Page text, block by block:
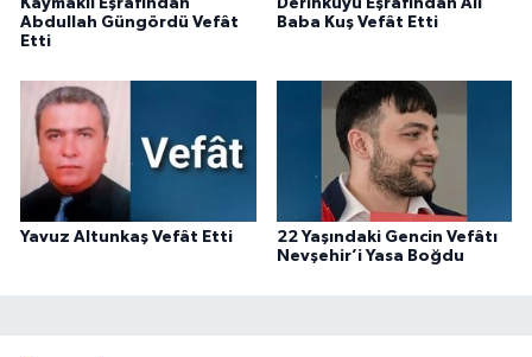
Kaymaklı Eşrafından
Abdullah Güngördü Vefât
Etti
Derinkuyu Eşrafından Ali
Baba Kuş Vefât Etti
Yavuz Altunkaş Vefât Etti
22 Yaşındaki Gencin Vefâtı
Nevşehir’i Yasa Boğdu